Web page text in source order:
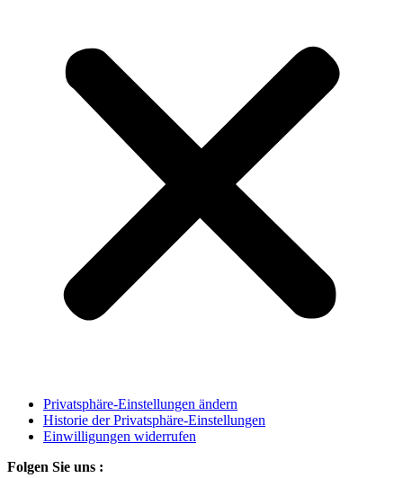
Privatsphäre-Einstellungen ändern
Historie der Privatsphäre-Einstellungen
Einwilligungen widerrufen
Folgen Sie uns :